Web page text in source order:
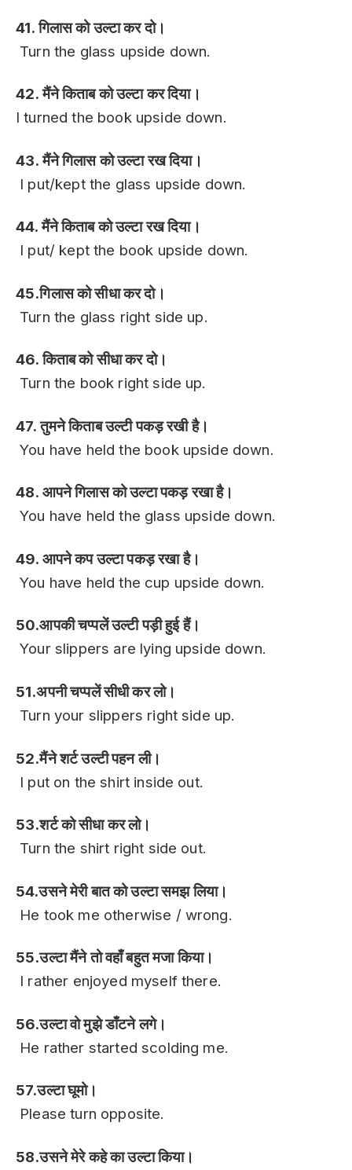
41. गिलास को उल्टा कर दो।
Turn the glass upside down.
42. मैंने किताब को उल्टा कर दिया।
I turned the book upside down.
43. मैंने गिलास को उल्टा रख दिया।
I put/kept the glass upside down.
44. मैंने किताब को उल्टा रख दिया।
I put/ kept the book upside down.
45.गिलास को सीधा कर दो।
Turn the glass right side up.
46. किताब को सीधा कर दो।
Turn the book right side up.
47. तुमने किताब उल्टी पकड़ रखी है।
You have held the book upside down.
48. आपने गिलास को उल्टा पकड़ रखा है।
You have held the glass upside down.
49. आपने कप उल्टा पकड़ रखा है।
You have held the cup upside down.
50.आपकी चप्पलें उल्टी पड़ी हुई हैं।
Your slippers are lying upside down.
51.अपनी चप्पलें सीधी कर लो।
Turn your slippers right side up.
52.मैंने शर्ट उल्टी पहन ली।
I put on the shirt inside out.
53.शर्ट को सीधा कर लो।
Turn the shirt right side out.
54.उसने मेरी बात को उल्टा समझ लिया।
He took me otherwise / wrong.
55.उल्टा मैंने तो वहाँ बहुत मजा किया।
I rather enjoyed myself there.
56.उल्टा वो मुझे डाँटने लगे।
He rather started scolding me.
57.उल्टा घूमो।
Please turn opposite.
58.उसने मेरे कहे का उल्टा किया।